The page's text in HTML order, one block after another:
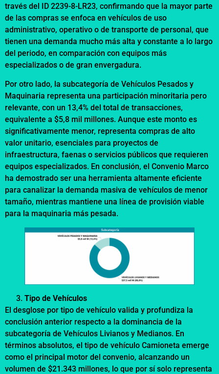
través del ID 2239-8-LR23, confirmando que la mayor parte
de las compras se enfoca en vehículos de uso
administrativo, operativo o de transporte de personal, que
tienen una demanda mucho más alta y constante a lo largo
del periodo, en comparación con equipos más
especializados o de gran envergadura.
Por otro lado, la subcategoría de Vehículos Pesados y
Maquinaria representa una participación minoritaria pero
relevante, con un 13,4% del total de transacciones,
equivalente a $5,8 mil millones. Aunque este monto es
significativamente menor, representa compras de alto
valor unitario, esenciales para proyectos de
infraestructura, faenas o servicios públicos que requieren
equipos especializados. En conclusión, el Convenio Marco
ha demostrado ser una herramienta altamente eficiente
para canalizar la demanda masiva de vehículos de menor
tamaño, mientras mantiene una línea de provisión viable
para la maquinaria más pesada.
Tipo de Vehículos
El desglose por tipo de vehículo valida y profundiza la
conclusión anterior respecto a la dominancia de la
subcategoría de Vehículos Livianos y Medianos. En
términos absolutos, el tipo de vehículo Camioneta emerge
como el principal motor del convenio, alcanzando un
volumen de $21.343 millones, lo que por sí solo representa